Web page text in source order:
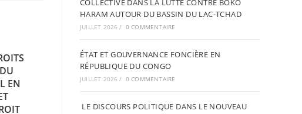
EN
COLLECTIVE DANS LA LUTTE CONTRE BOKO
HARAM AUTOUR DU BASSIN DU LAC-TCHAD
JUILLET 2026 / 0 COMMENTAIRE
ÉTAT ET GOUVERNANCE FONCIÈRE EN
RÉPUBLIQUE DU CONGO
JUILLET 2026 / 0 COMMENTAIRE
LE DISCOURS POLITIQUE DANS LE NOUVEAU